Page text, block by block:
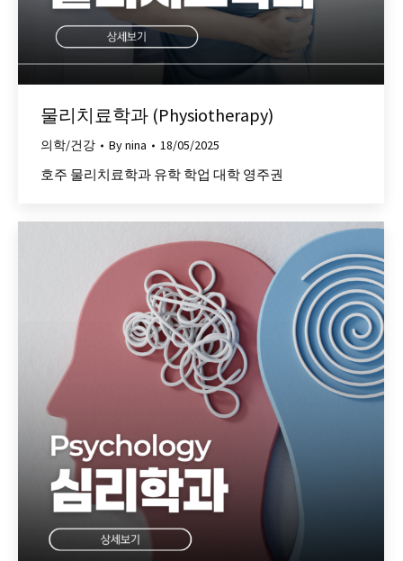
물리치료학과 (Physiotherapy)
의학/건강 Bynina 18/05/2025
호주 물리치료학과 유학 학업 대학 영주권